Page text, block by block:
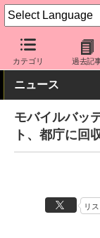
カテゴリ 過去記
ケータイ Watch 周
ニュース
モバイルバッ
ト、都庁に回
リス